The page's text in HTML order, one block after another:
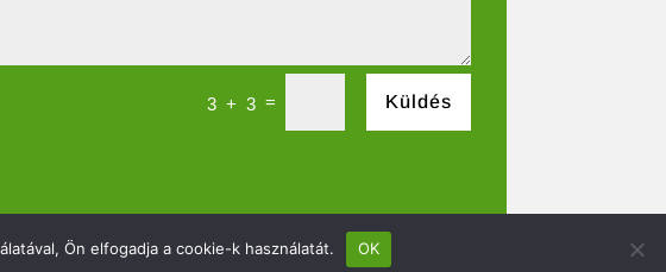
3 + 3 = Küldés
Ön elfogadja a cookie-k használatát. OK